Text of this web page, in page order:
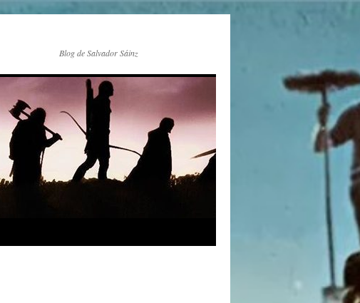
Blog de Salvador Sáinz